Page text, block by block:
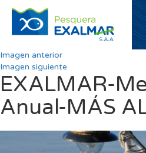
Imagen anterior
Imagen siguiente
EXALMAR-
Anual-MÁS